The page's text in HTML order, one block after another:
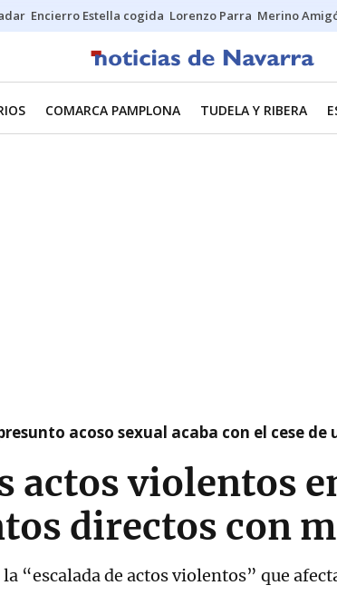
Encierro Estella cogida Lorenzo Parra Merino
COMARCA PAMPLONA TUDELA Y RIBERA
acoso sexual acaba con el cese de
actos violentos
directos con
“escalada de actos violentos” que